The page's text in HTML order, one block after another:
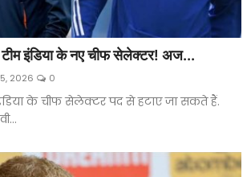
टीम इंडिया के नए चीफ सेलेक्टर! अज...
2026 0
के चीफ सेलेक्टर पद से हटाए जा सकते हैं.